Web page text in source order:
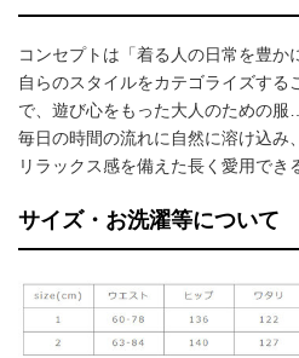
コンセプトは「着る人の日常を豊か
自らのスタイルをカテゴライズする
で、遊び心をもった大人のための服
毎日の時間の流れに自然に溶け込み
リラックス感を備えた長く愛用でき
サイズ・お洗濯等について